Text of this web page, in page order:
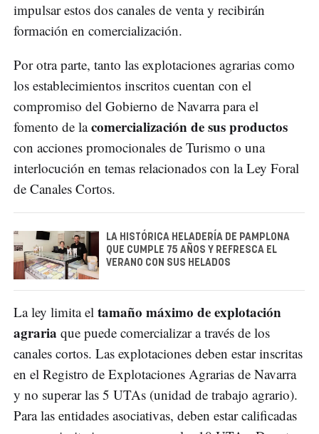
impulsar estos dos canales de venta y recibirán
formación en comercialización.
Por otra parte, tanto las explotaciones agrarias como
los establecimientos inscritos cuentan con el
compromiso del Gobierno de Navarra para el
fomento de lacomercialización de sus productos
con acciones promocionales de Turismo o una
interlocución en temas relacionados con la Ley Foral
de Canales Cortos.
LA HISTÓRICA HELADERÍA DE PAMPLONA
QUE CUMPLE 75 AÑOS Y REFRESCA EL
VERANO CON SUS HELADOS
La ley limita el tamaño máximo de explotación
agraria que puede comercializar a través de los
canales cortos. Las explotaciones deben estar inscritas
en el Registro de Explotaciones Agrarias de Navarra
y no superar las 5 UTAs (unidad de trabajo agrario).
Para las entidades asociativas, deben estar calificadas